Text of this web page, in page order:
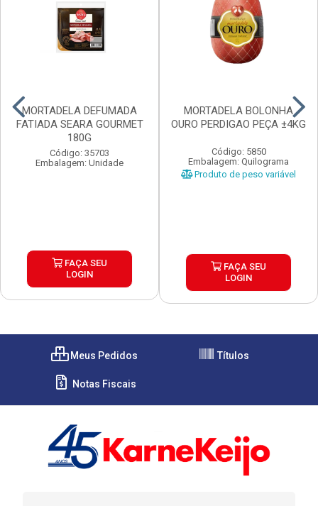
MORTADELA DEFUMADA
FATIADA SEARA GOURMET
180G
Código: 35703
Embalagem: Unidade
FAÇA SEU
LOGIN
MORTADELA BOLONHA
OURO PERDIGAO PEÇA ±4KG
Código: 5850
Embalagem: Quilograma
Produto de peso variável
FAÇA SEU
LOGIN
Meus Pedidos Títulos
Notas Fiscais